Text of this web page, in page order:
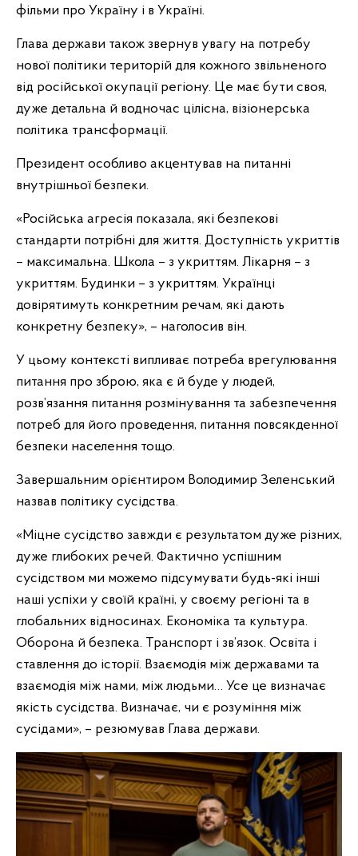
фільми про Україну і в Україні.
Глава держави також звернув увагу на потребу
нової політики територій для кожного звільненого
від російської окупації регіону. Це має бути своя,
дуже детальна й водночас цілісна, візіонерська
політика трансформації.
Президент особливо акцентував на питанні
внутрішньої безпеки.
«Російська агресія показала, які безпекові
стандарти потрібні для життя. Доступність укриттів
– максимальна. Школа – з укриттям. Лікарня – з
укриттям. Будинки – з укриттям. Українці
довірятимуть конкретним речам, які дають
конкретну безпеку», – наголосив він.
У цьому контексті випливає потреба врегулювання
питання про зброю, яка є й буде у людей,
розв’язання питання розмінування та забезпечення
потреб для його проведення, питання повсякденної
безпеки населення тощо.
Завершальним орієнтиром Володимир Зеленський
назвав політику сусідства.
«Міцне сусідство завжди є результатом дуже різних,
дуже глибоких речей. Фактично успішним
сусідством ми можемо підсумувати будь-які інші
наші успіхи у своїй країні, у своєму регіоні та в
глобальних відносинах. Економіка та культура.
Оборона й безпека. Транспорт і зв’язок. Освіта і
ставлення до історії. Взаємодія між державами та
взаємодія між нами, між людьми… Усе це визначає
якість сусідства. Визначає, чи є розуміння між
сусідами», – резюмував Глава держави.